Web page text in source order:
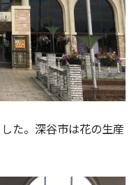
た。深谷市は花の生産